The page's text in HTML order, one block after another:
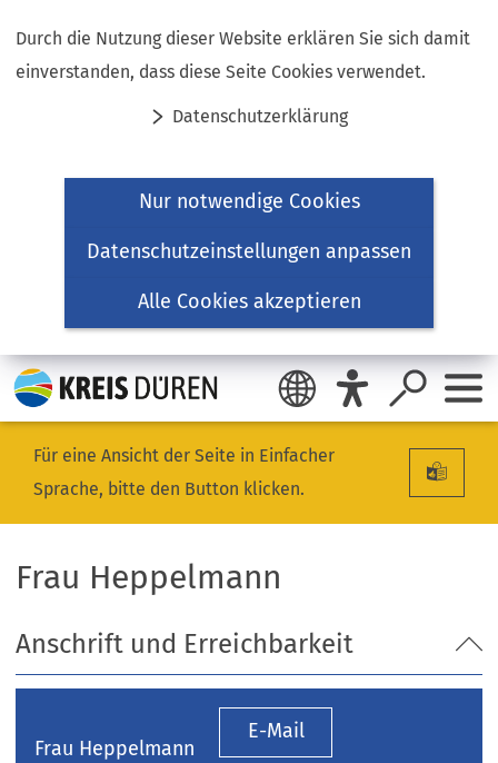
Durch die Nutzung dieser Website erklären Sie sich damit
einverstanden, dass diese Seite Cookies verwendet.
Datenschutzerklärung
Nur notwendige Cookies
Datenschutzeinstellungen anpassen
Alle Cookies akzeptieren
Inhalt anspringen
Für eine Ansicht der Seite in Einfacher
Sprache, bitte den Button klicken.
Frau Heppelmann
Anschrift und Erreichbarkeit
Frau Heppelmann
E-Mail